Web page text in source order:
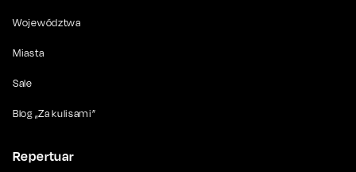
Województwa
Miasta
Sale
Blog „Za kulisami”
Repertuar